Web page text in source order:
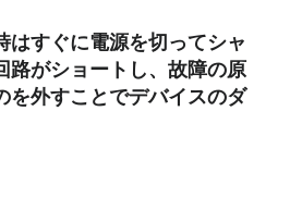
すぐに電源を切ってシャ
路がショートし、故障の原
を外すことでデバイスのダ